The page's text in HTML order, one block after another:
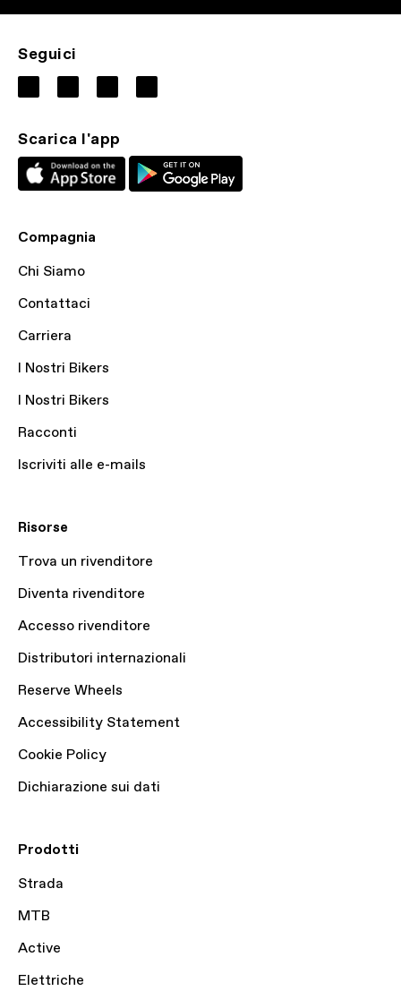
Seguici
Scarica l'app
Compagnia
Chi Siamo
Contattaci
Carriera
I Nostri Bikers
I Nostri Bikers
Racconti
Iscriviti alle e-mails
Risorse
Trova un rivenditore
Diventa rivenditore
Accesso rivenditore
Distributori internazionali
Reserve Wheels
Accessibility Statement
Cookie Policy
Dichiarazione sui dati
Prodotti
Strada
MTB
Active
Elettriche